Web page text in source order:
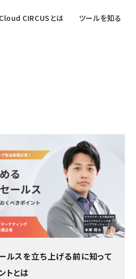
Cloud CIRCUSとは ツールを知る
ルスを立ち上げる前に知って
トとは